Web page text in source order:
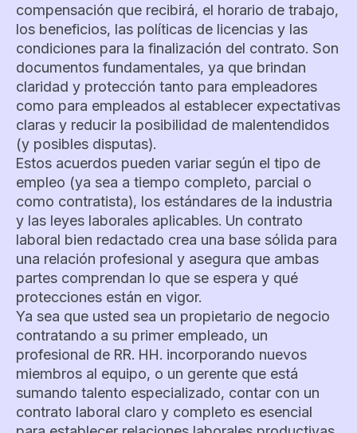
compensación que recibirá, el horario de trabajo,
los beneficios, las políticas de licencias y las
condiciones para la finalización del contrato. Son
documentos fundamentales, ya que brindan
claridad y protección tanto para empleadores
como para empleados al establecer expectativas
claras y reducir la posibilidad de malentendidos
(y posibles disputas).
Estos acuerdos pueden variar según el tipo de
empleo (ya sea a tiempo completo, parcial o
como contratista), los estándares de la industria
y las leyes laborales aplicables. Un contrato
laboral bien redactado crea una base sólida para
una relación profesional y asegura que ambas
partes comprendan lo que se espera y qué
protecciones están en vigor.
Ya sea que usted sea un propietario de negocio
contratando a su primer empleado, un
profesional de RR. HH. incorporando nuevos
miembros al equipo, o un gerente que está
sumando talento especializado, contar con un
contrato laboral claro y completo es esencial